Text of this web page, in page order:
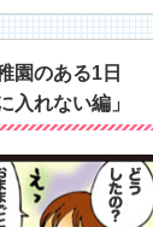
園のある1日
入れない編」